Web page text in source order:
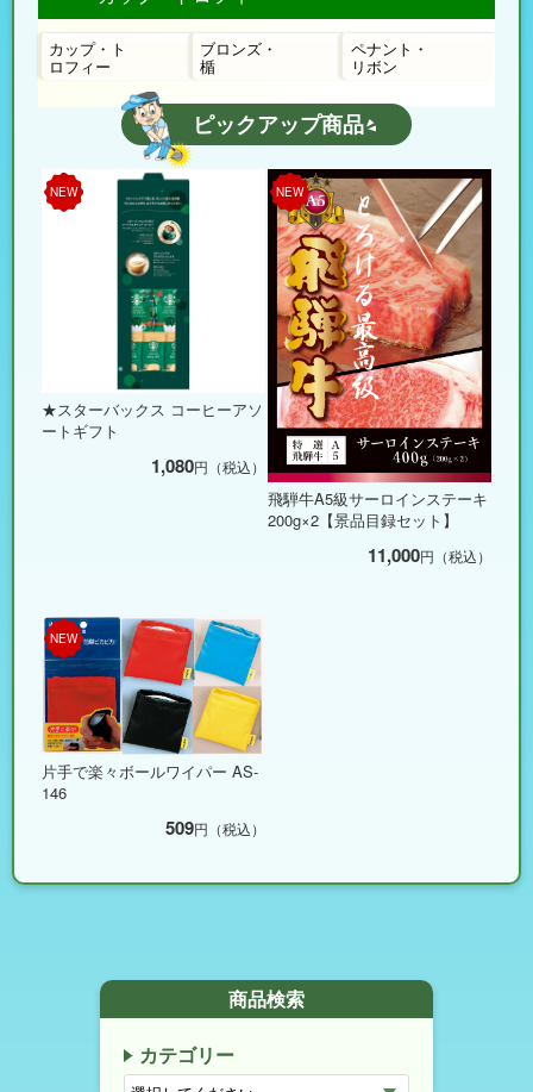
カップ・ト
ロフィー
ブロンズ・
楯
ペナント・
リボン
ピックアップ商品
NEW
★スターバックス コーヒーアソ
ートギフト
1,080円（税込）
NEW
飛騨牛A5級サーロインステーキ
200g×2【景品目録セット】
11,000円（税込）
NEW
片手で楽々ボールワイパー AS-
146
509円（税込）
商品検索
カテゴリー